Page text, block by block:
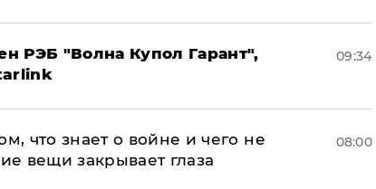
РЭБ "Волна Купол Гарант",
09:34
что знает о войне и чего не
вещи закрывает глаза
08:00